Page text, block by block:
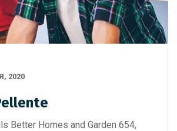
2020
Better Homes and Garden 654,